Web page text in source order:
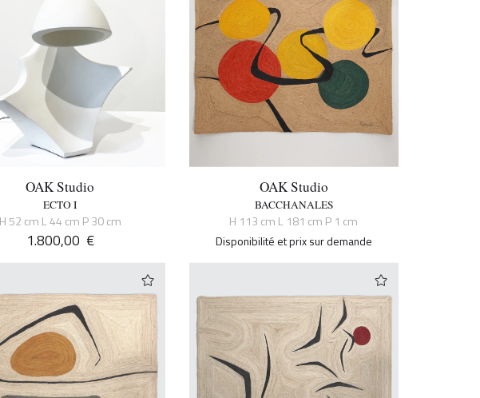
OAK Studio
ECTO I
H 52 cm L 44 cm P 30 cm
1.800,00 €
OAK Studio
BACCHANALES
H 113 cm L 181 cm P 1 cm
Disponibilité et prix sur demande